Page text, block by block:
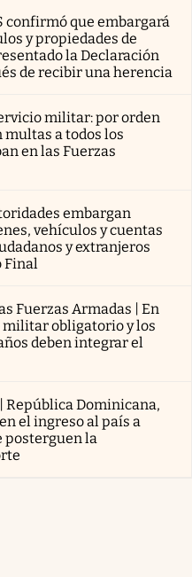
confirmó que embargará
y propiedades de
la Declaración
de recibir una herencia
militar: por orden
a todos los
en las Fuerzas
embargan
vehículos y cuentas
y extranjeros
Final
Fuerzas Armadas | En
militar obligatorio y los
deben integrar el
República Dominicana,
el ingreso al país a
posterguen la